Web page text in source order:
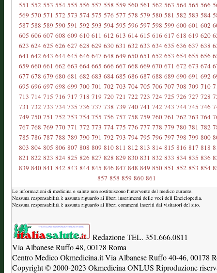
551 552 553 554 555 556 557 558 559 560 561 562 563 564 565 566
569 570 571 572 573 574 575 576 577 578 579 580 581 582 583 584
587 588 589 590 591 592 593 594 595 596 597 598 599 600 601 602
605 606 607 608 609 610 611 612 613 614 615 616 617 618 619 620
623 624 625 626 627 628 629 630 631 632 633 634 635 636 637 638
641 642 643 644 645 646 647 648 649 650 651 652 653 654 655 656
659 660 661 662 663 664 665 666 667 668 669 670 671 672 673 674
677 678 679 680 681 682 683 684 685 686 687 688 689 690 691 692
695 696 697 698 699 700 701 702 703 704 705 706 707 708 709 710
713 714 715 716 717 718 719 720 721 722 723 724 725 726 727 728
731 732 733 734 735 736 737 738 739 740 741 742 743 744 745 746
749 750 751 752 753 754 755 756 757 758 759 760 761 762 763 764
767 768 769 770 771 772 773 774 775 776 777 778 779 780 781 782
785 786 787 788 789 790 791 792 793 794 795 796 797 798 799 800
803 804 805 806 807 808 809 810 811 812 813 814 815 816 817 818
821 822 823 824 825 826 827 828 829 830 831 832 833 834 835 836
839 840 841 842 843 844 845 846 847 848 849 850 851 852 853 854
857 858 859 860 861
Le informazioni di medicina e salute non sostituiscono l'intervento del medico curante.
Nessuna responsabilità è assunta riguardo ai liberi inserimenti delle voci dell Enciclopedia.
Nessuna responsabilità è assunta riguardo ai liberi commenti inseriti dai visitatori del sito.
Redazione TEL. 351.666.0811
Via Albanese Ruffo 48, 00178 Roma
Centro Medico Okmedicina.it Via Albanese Ruffo 40-46, 00178
Copyright © 2000-2023 Okmedicina ONLUS Riproduzione